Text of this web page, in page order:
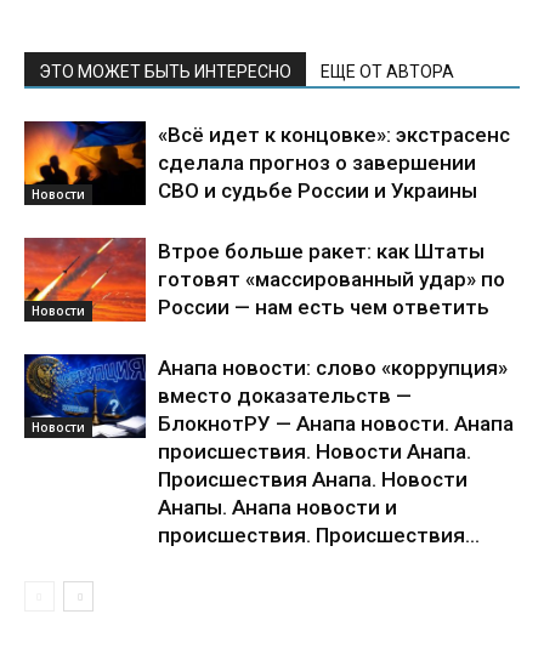
ЭТО МОЖЕТ БЫТЬ ИНТЕРЕСНО ЕЩЕ ОТ АВТОРА
Новости
«Всё идет к концовке»: экстрасенс
сделала прогноз о завершении
СВО и судьбе России и Украины
Новости
Втрое больше ракет: как Штаты
готовят «массированный удар» по
России — нам есть чем ответить
Новости
Анапа новости: слово «коррупция»
вместо доказательств —
БлокнотРУ — Анапа новости. Анапа
происшествия. Новости Анапа.
Происшествия Анапа. Новости
Анапы. Анапа новости и
происшествия. Происшествия...